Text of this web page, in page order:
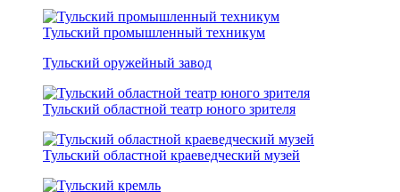
Тульский промышленный техникум
Тульский оружейный завод
Тульский областной театр юного зрителя
Тульский областной краеведческий музей